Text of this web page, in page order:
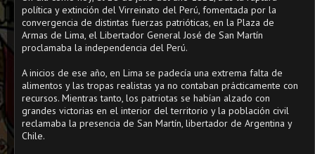
política y extinción del Virreinato del Perú, fomentada por la
convergencia de distintas fuerzas patrióticas, en la Plaza de
Armas de Lima, el Libertador General José de San Martín
proclamaba la independencia del Perú.
A inicios de ese año, en Lima se padecía una extrema falta de
alimentos y las tropas realistas ya no contaban prácticamente con
recursos. Mientras tanto, los patriotas se habían alzado con
grandes victorias en el interior del territorio y la población civil
reclamaba la presencia de San Martín, libertador de Argentina y
Chile.